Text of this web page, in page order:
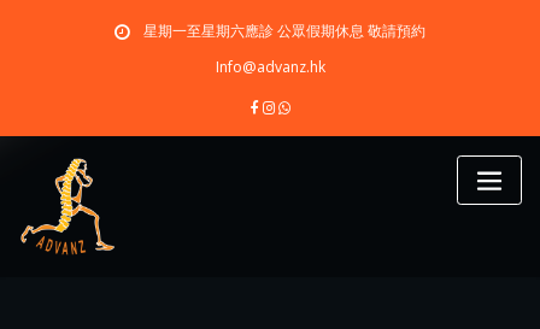
星期一至星期六應診 公眾假期休息 敬請預約
Info@advanz.hk